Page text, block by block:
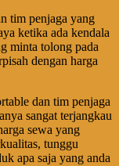
tim penjaga yang
ketika ada kendala
minta tolong pada
dengan harga
dan tim penjaga
sangat terjangkau
sewa yang
tunggu
apa saja yang anda